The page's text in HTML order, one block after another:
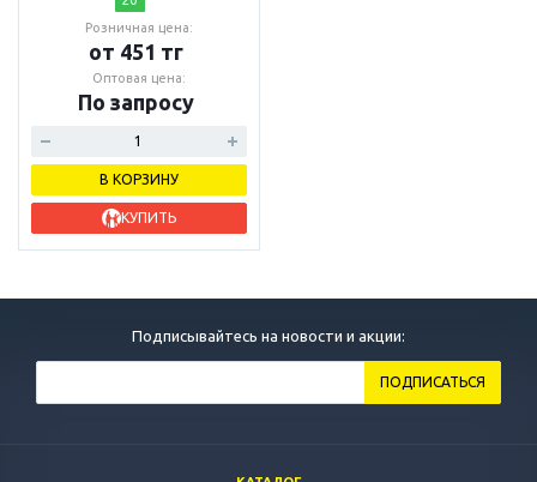
Розничная цена:
от 451 тг
Оптовая цена:
По запросу
В КОРЗИНУ
КУПИТЬ
Подписывайтесь на новости и акции: